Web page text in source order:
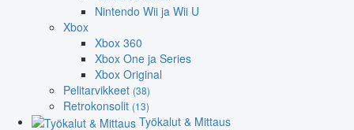
Nintendo Wii ja Wii U
Xbox
Xbox 360
Xbox One ja Series
Xbox Original
Pelitarvikkeet (38)
Retrokonsolit (13)
Työkalut & Mittaus